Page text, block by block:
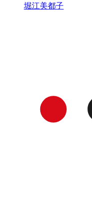
堀江美都子